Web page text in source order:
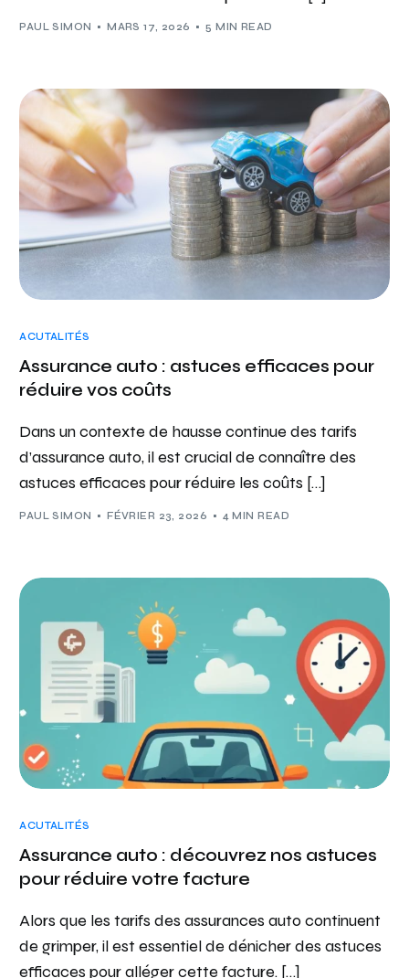
PAUL SIMON MARS 17, 2026 5 MIN READ
ACUTALITÉS
Assurance auto : astuces efficaces pour
réduire vos coûts
Dans un contexte de hausse continue des tarifs
d’assurance auto, il est crucial de connaître des
astuces efficaces pour réduire les coûts […]
PAUL SIMON FÉVRIER 23, 2026 4 MIN READ
ACUTALITÉS
Assurance auto : découvrez nos astuces
pour réduire votre facture
Alors que les tarifs des assurances auto continuent
de grimper, il est essentiel de dénicher des astuces
efficaces pour alléger cette facture. […]